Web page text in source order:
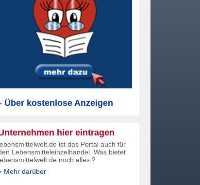
Über kostenlose Anzeigen
hier eintragen
ist das Portal auch für
Lebensmitteleinzelhandel. Was bietet
noch alles ?
Mehr darüber